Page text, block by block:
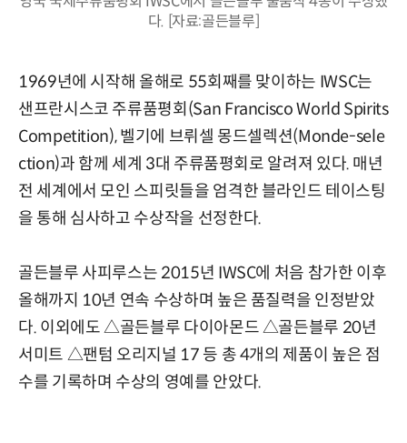
다. [자료:골든블루]
1969년에 시작해 올해로 55회째를 맞이하는 IWSC는
샌프란시스코 주류품평회(San Francisco World Spirits
Competition), 벨기에 브뤼셀 몽드셀렉션(Monde-sele
ction)과 함께 세계 3대 주류품평회로 알려져 있다. 매년
전 세계에서 모인 스피릿들을 엄격한 블라인드 테이스팅
을 통해 심사하고 수상작을 선정한다.
골든블루 사피루스는 2015년 IWSC에 처음 참가한 이후
올해까지 10년 연속 수상하며 높은 품질력을 인정받았
다. 이외에도 △골든블루 다이아몬드 △골든블루 20년
서미트 △팬텀 오리지널 17 등 총 4개의 제품이 높은 점
수를 기록하며 수상의 영예를 안았다.